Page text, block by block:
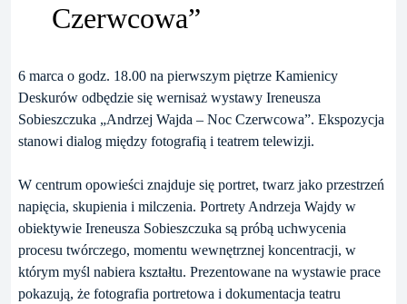
Czerwcowa”
6 marca o godz. 18.00 na pierwszym piętrze Kamienicy
Deskurów odbędzie się wernisaż wystawy Ireneusza
Sobieszczuka „Andrzej Wajda – Noc Czerwcowa”. Ekspozycja
stanowi dialog między fotografią i teatrem telewizji.
W centrum opowieści znajduje się portret, twarz jako przestrzeń
napięcia, skupienia i milczenia. Portrety Andrzeja Wajdy w
obiektywie Ireneusza Sobieszczuka są próbą uchwycenia
procesu twórczego, momentu wewnętrznej koncentracji, w
którym myśl nabiera kształtu. Prezentowane na wystawie prace
pokazują, że fotografia portretowa i dokumentacja teatru